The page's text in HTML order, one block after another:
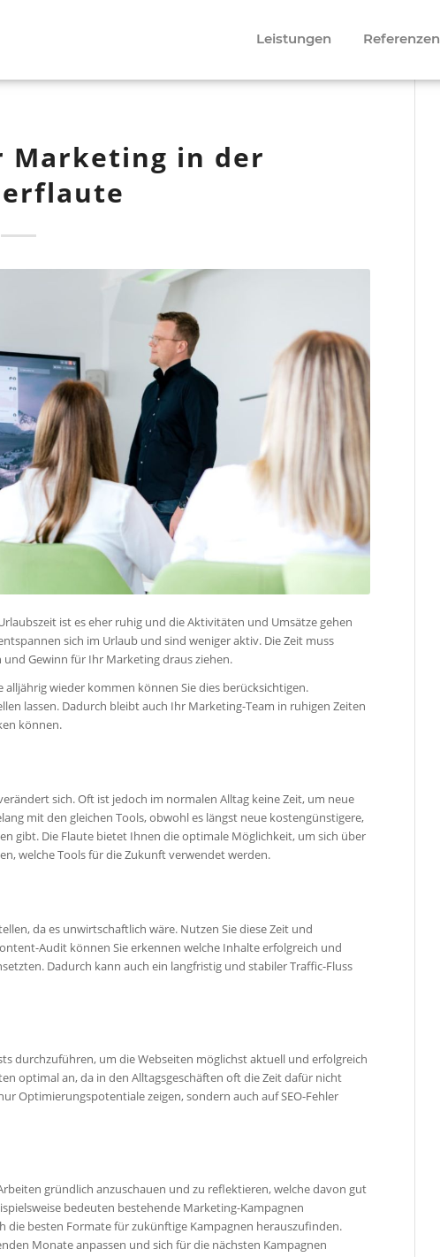
Leistungen Referenzen
Marketing in der
ist es eher ruhig und die Aktivitäten und Umsätze gehen
sich im Urlaub und sind weniger aktiv. Die Zeit muss
Gewinn für Ihr Marketing draus ziehen.
wieder kommen können Sie dies berücksichtigen.
lassen. Dadurch bleibt auch Ihr Marketing-Team in ruhigen Zeiten
können.
sich. Oft ist jedoch im normalen Alltag keine Zeit, um neue
mit den gleichen Tools, obwohl es längst neue kostengünstigere,
gibt. Die Flaute bietet Ihnen die optimale Möglichkeit, um sich über
welche Tools für die Zukunft verwendet werden.
da es unwirtschaftlich wäre. Nutzen Sie diese Zeit und
Audit können Sie erkennen welche Inhalte erfolgreich und
Dadurch kann auch ein langfristig und stabiler Traffic-Fluss
durchzuführen, um die Webseiten möglichst aktuell und erfolgreich
optimal an, da in den Alltagsgeschäften oft die Zeit dafür nicht
Optimierungspotentiale zeigen, sondern auch auf SEO-Fehler
gründlich anzuschauen und zu reflektieren, welche davon gut
bedeuten bestehende Marketing-Kampagnen
besten Formate für zukünftige Kampagnen herauszufinden.
Monate anpassen und sich für die nächsten Kampagnen